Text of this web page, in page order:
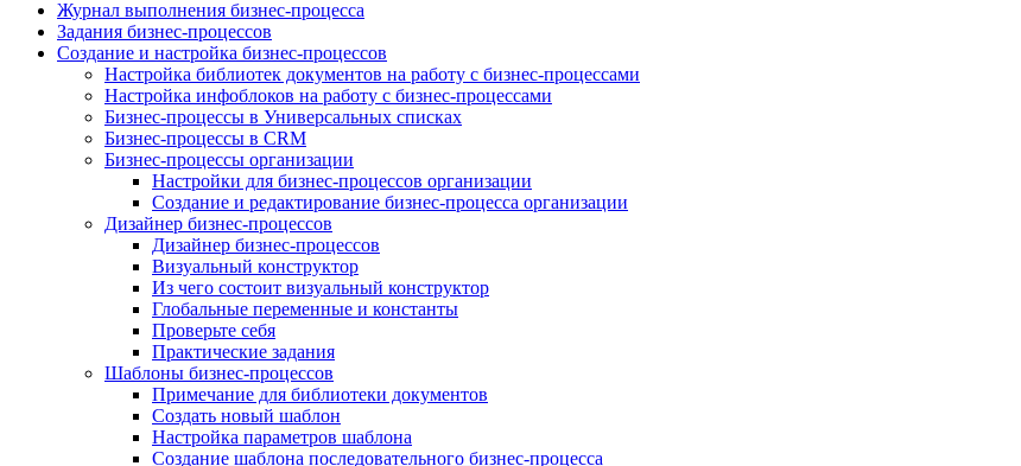
Журнал выполнения бизнес-процесса
Задания бизнес-процессов
Создание и настройка бизнес-процессов
Настройка библиотек документов на работу с бизнес-процессами
Настройка инфоблоков на работу с бизнес-процессами
Бизнес-процессы в Универсальных списках
Бизнес-процессы в CRM
Бизнес-процессы организации
Настройки для бизнес-процессов организации
Создание и редактирование бизнес-процесса организации
Дизайнер бизнес-процессов
Дизайнер бизнес-процессов
Визуальный конструктор
Из чего состоит визуальный конструктор
Глобальные переменные и константы
Проверьте себя
Практические задания
Шаблоны бизнес-процессов
Примечание для библиотеки документов
Создать новый шаблон
Настройка параметров шаблона
Создание шаблона последовательного бизнес-процесса